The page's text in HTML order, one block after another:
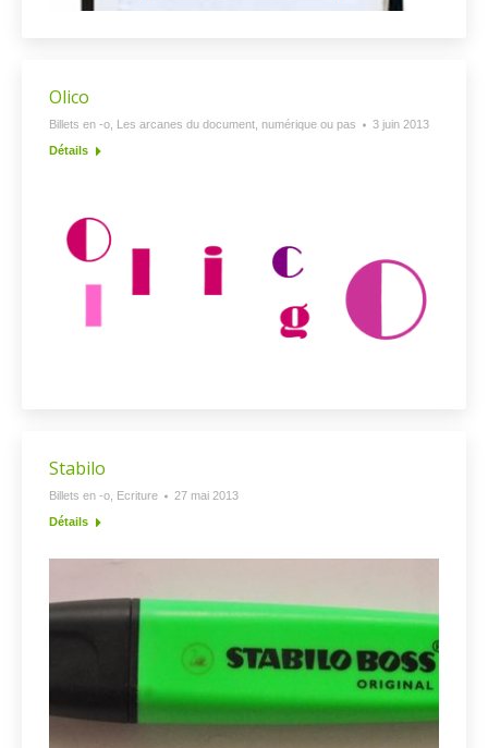
Olico
Billets en -o Les arcanes du document, numérique ou pas
3 juin 2013
Détails
Stabilo
Billets en -o Ecriture
27 mai 2013
Détails